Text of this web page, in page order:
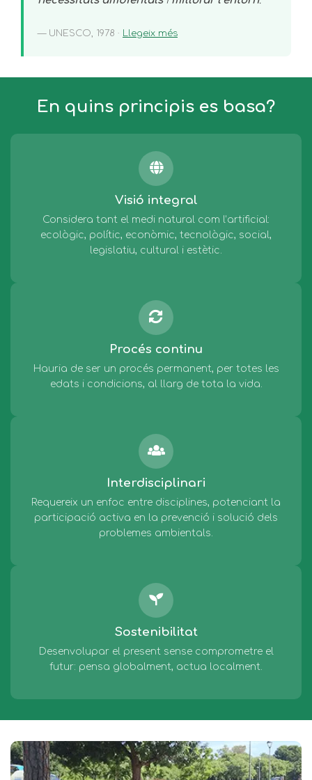
— UNESCO, 1978 · Llegeix més
En quins principis es basa?
Visió integral
Considera tant el medi natural com l’artificial:
ecològic, polític, econòmic, tecnològic, social,
legislatiu, cultural i estètic.
Procés continu
Hauria de ser un procés permanent, per totes les
edats i condicions, al llarg de tota la vida.
Interdisciplinari
Requereix un enfoc entre disciplines, potenciant la
participació activa en la prevenció i solució dels
problemes ambientals.
Sostenibilitat
Desenvolupar el present sense comprometre el
futur: pensa globalment, actua localment.